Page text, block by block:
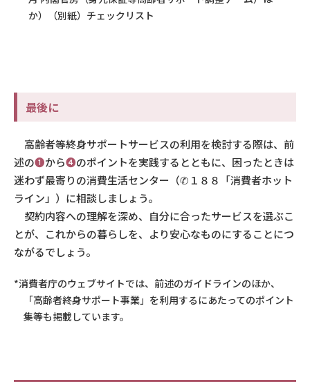
か）（別紙）チェックリスト
最後に
高齢者等終身サポートサービスの利用を検討する際は、前
述の❶から❹のポイントを実践するとともに、困ったときは
迷わず最寄りの消費生活センター（✆１８８「消費者ホット
ライン」）に相談しましょう。
契約内容への理解を深め、自分に合ったサービスを選ぶこ
とが、これからの暮らしを、より安心なものにすることにつ
ながるでしょう。
*消費者庁のウェブサイトでは、前述のガイドラインのほか、
「高齢者終身サポート事業」を利用するにあたってのポイント
集等も掲載しています。